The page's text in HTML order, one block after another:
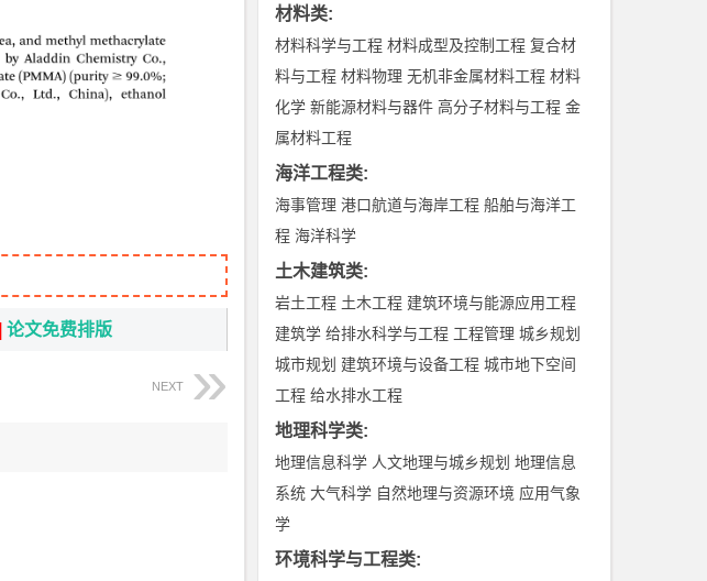
论文免费排版
NEXT
材料类:
材料科学与工程 材料成型及控制工程 复合材
料与工程 材料物理 无机非金属材料工程 材料
化学 新能源材料与器件 高分子材料与工程 金
属材料工程
海洋工程类:
海事管理 港口航道与海岸工程 船舶与海洋工
程 海洋科学
土木建筑类:
岩土工程 土木工程 建筑环境与能源应用工程
建筑学 给排水科学与工程 工程管理 城乡规划
城市规划 建筑环境与设备工程 城市地下空间
工程 给水排水工程
地理科学类:
地理信息科学 人文地理与城乡规划 地理信息
系统 大气科学 自然地理与资源环境 应用气象
学
环境科学与工程类: